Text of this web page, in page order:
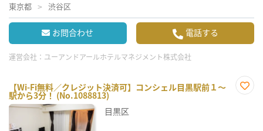
東京都 渋谷区
お問合わせ 電話する
運営会社： ユーアンドアールホテルマネジメント株式会社
【Wi-Fi無料／クレジット決済可】コンシェル目黒駅前１～
駅から3分！ (No.1088813)
目黒区